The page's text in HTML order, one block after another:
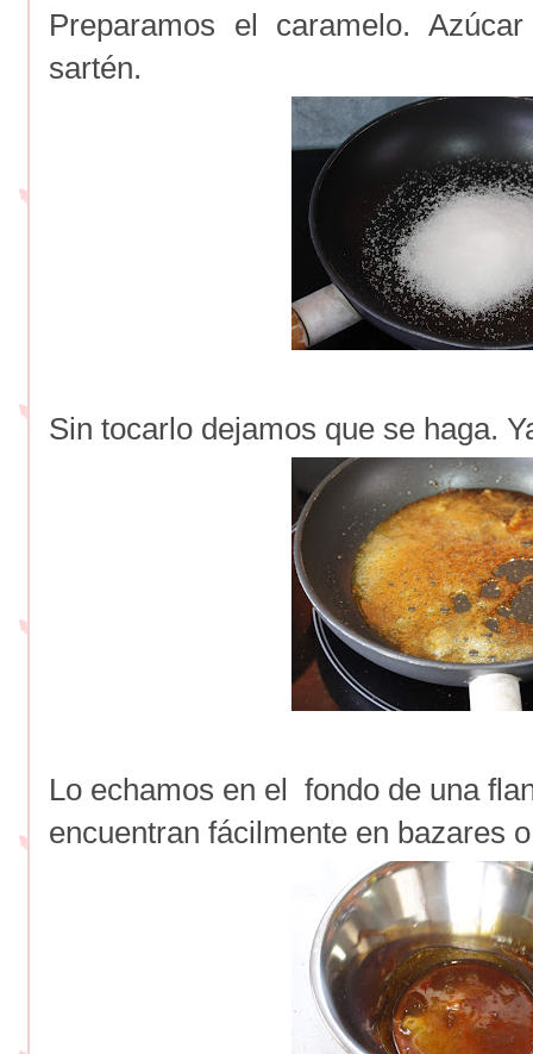
Preparamos el caramelo.
sartén.
Sin tocarlo dejamos que se haga.
Lo echamos en el fondo de una
encuentran fácilmente en bazares